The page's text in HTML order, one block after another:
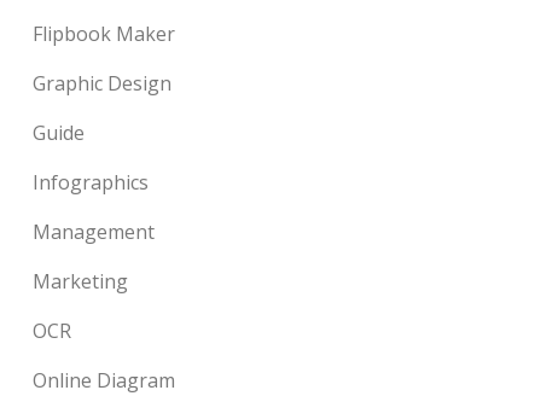
Flipbook Maker
Graphic Design
Guide
Infographics
Management
Marketing
OCR
Online Diagram